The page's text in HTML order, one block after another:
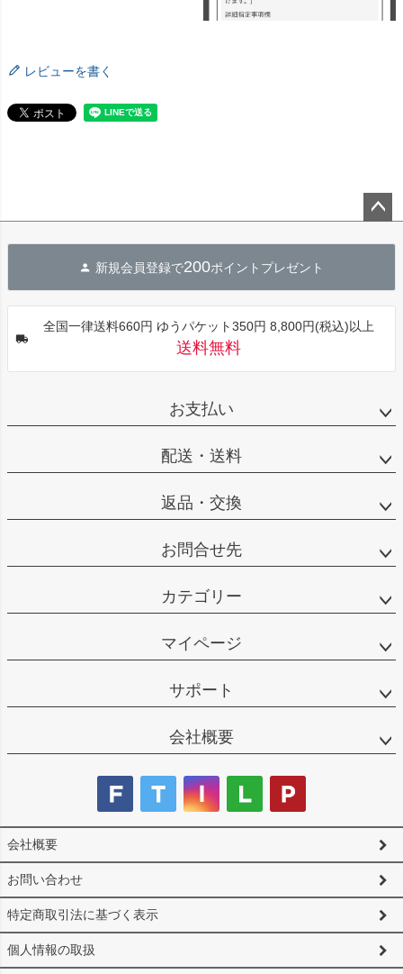
レビューを書く
へ
新規会員登録で200ポイントプレゼント
全国一律送料660円 ゆうパケット350円 8,800円(税込)以上
送料無料
お支払い
配送・送料
返品・交換
お問合せ先
カテゴリー
マイページ
サポート
会社概要
会社概要
お問い合わせ
特定商取引法に基づく表示
個人情報の取扱